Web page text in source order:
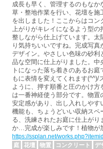
成長も早く、管理するのもな
草・整地作業を行い、花壇を
を出しました！ここからはコ
上がりがキレイになるよう型の
整しながら仕上げています。
り気持ちいいですね。完成写
デザイン。やさしい色味の砂
品な空間に仕上がりました。
トになった落ち着きのあるお
もに表情を変えてくれます(^^)/
ように、押す順番と圧のかけ
は一番神経使う部分です。物
安定感があり、出し入れしやす
機能も、ちょうどいい収納ス
る、洗練されたお庭に仕上が
か…完成が楽しみです！植物が
https://ssplan.net/
庭
花壇 物置 コンクリート
デ